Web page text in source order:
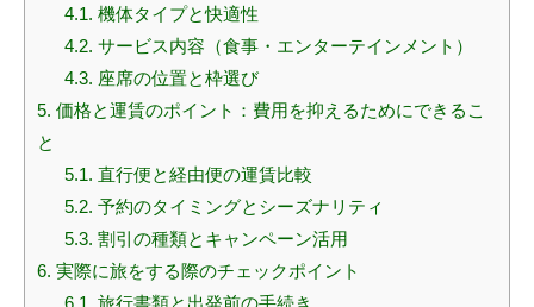
4.1. 機体タイプと快適性
4.2. サービス内容（食事・エンターテインメント）
4.3. 座席の位置と枠選び
5. 価格と運賃のポイント：費用を抑えるためにできるこ
と
5.1. 直行便と経由便の運賃比較
5.2. 予約のタイミングとシーズナリティ
5.3. 割引の種類とキャンペーン活用
6. 実際に旅をする際のチェックポイント